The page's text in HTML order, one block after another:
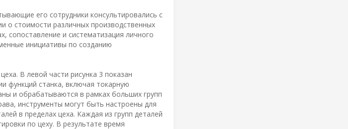
его сотрудники консультировались с
о стоимости различных производственных
сопоставление и систематизация личного
инициативы по созданию
В левой части рисунка 3 показан
функций станка, включая токарную
и обрабатываются в рамках больших групп
инструменты могут быть настроены для
в пределах цеха. Каждая из групп деталей
по цеху. В результате время